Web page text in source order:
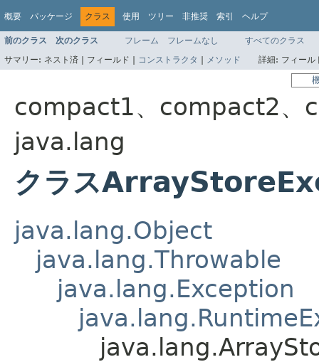
概要 パッケージ クラス 使用 ツリー 非推奨 索引 ヘルプ
前のクラス 次のクラス フレーム フレームなし
すべてのクラス
サマリー: ネスト済 | フィールド | コンストラクタ | メソッド 詳細: フィー
compact1、compact2、
java.lang
クラス
java.lang.Object
java.lang.Throwable
java.lang.Exception